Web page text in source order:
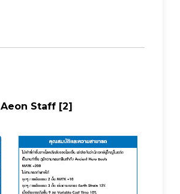
Aeon Staff [2]